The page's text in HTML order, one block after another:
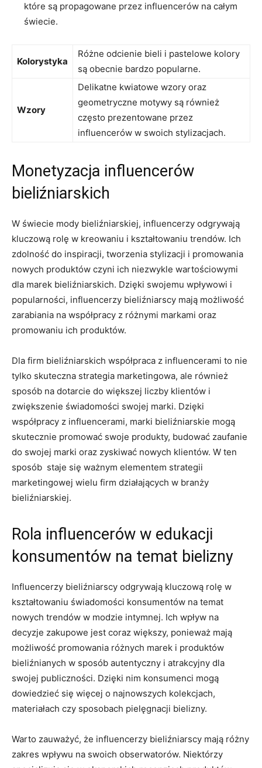
które‍ są ​propagowane ‍przez influencerów na całym‌
świecie.
Kolorystyka
Różne‌ odcienie bieli i pastelowe kolory
są obecnie bardzo popularne.
Wzory
Delikatne kwiatowe wzory oraz⁤
geometryczne motywy są również
często prezentowane przez⁤
influencerów⁢ w swoich ‍stylizacjach.
Monetyzacja ⁢influencerów ​
bieliźniarskich
W świecie‍ mody bieliźniarskiej, influencerzy odgrywają
kluczową rolę w kreowaniu i⁣ kształtowaniu trendów. Ich
zdolność do inspiracji, tworzenia​ stylizacji i promowania
nowych produktów ‍czyni ‍ich​ niezwykle​ wartościowymi
dla marek bieliźniarskich. Dzięki swojemu wpływowi ‍i‍
popularności,⁣ influencerzy ⁣bieliźniarscy​ mają możliwość
zarabiania na ​współpracy z różnymi ​markami oraz
promowaniu ⁣ich produktów.
Dla firm bieliźniarskich współpraca z influencerami to‌ nie
tylko skuteczna strategia marketingowa, ale również
sposób ‍na dotarcie do⁢ większej liczby klientów i
zwiększenie świadomości swojej marki. Dzięki
współpracy z ​influencerami, marki bieliźniarskie mogą
skutecznie promować swoje ⁣produkty, budować zaufanie
do ⁢swojej ⁢marki oraz zyskiwać nowych klientów. W ten
sposób ⁢ staje się ważnym elementem strategii
marketingowej⁤ wielu firm​ działających w ​branży
bieliźniarskiej.
Rola​ influencerów w edukacji
konsumentów ⁣na temat bielizny
Influencerzy bieliźniarscy odgrywają kluczową ‌rolę w
kształtowaniu ‍świadomości konsumentów ⁤na temat​
nowych trendów w modzie intymnej. ‍Ich ⁣wpływ na​
decyzje zakupowe jest coraz większy, ponieważ ⁢mają
możliwość‍ promowania ‌różnych marek i produktów​
bieliźnianych w sposób⁣ autentyczny‍ i atrakcyjny dla
swojej publiczności. Dzięki nim konsumenci mogą⁣
dowiedzieć się‌ więcej o ‌najnowszych‌ kolekcjach,
materiałach czy sposobach pielęgnacji bielizny.
Warto ⁢zauważyć, że influencerzy bieliźniarscy mają różny
zakres‌ wpływu ​na swoich obserwatorów. ​Niektórzy